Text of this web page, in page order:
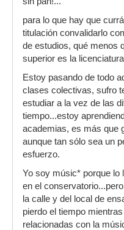
para lo que hay que
titulación convalidarlo
de estudios, qué menos
superior es la
Estoy pasando de todo
clases colectivas, sufro
estudiar a la vez de las
tiempo...estoy
academias, es más que
aunque tan sólo sea un
esfuerzo.
Yo soy músic* porque lo
en el
la calle y del local de
pierdo el tiempo
relacionadas con la